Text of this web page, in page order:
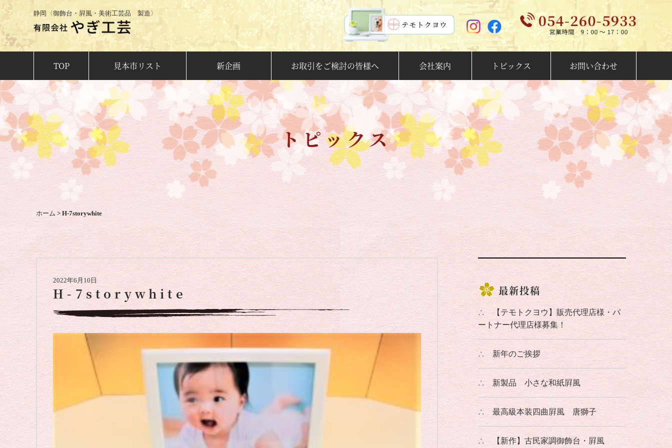
静岡〈御飾台・屛風・美術工芸品 製造〉
TOP 見本市リスト 新企画 お取引をご検討の皆様へ 会社案内 トピックス お問い合わせ
トピックス
ホーム >H-7storywhite
2022年6月10日
H-7storywhite 最新投稿
∴
【テモトクヨウ】販売代理店様・パ
ートナー代理店様募集！
∴ 新年のご挨拶
∴ 新製品 小さな和紙屛風
∴最高級本装四曲屛風 唐獅子
∴ 【新作】古民家調御飾台・屛風